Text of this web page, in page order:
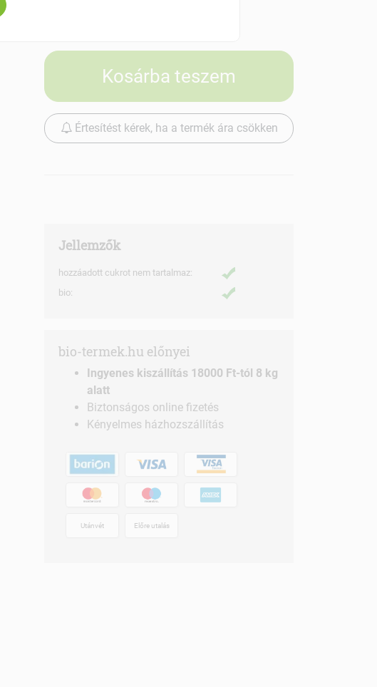
Kosárba teszem
Értesítést kérek, ha a termék ára csökken
Jellemzők
hozzáadott cukrot nem tartalmaz:
bio:
bio-termek.hu előnyei
Ingyenes kiszállítás 18000 Ft-tól 8 kg
alatt
Biztonságos online fizetés
Kényelmes házhozszállítás
Utánvét Előre utalás